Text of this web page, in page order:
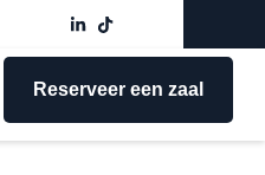
Reserveer een zaal